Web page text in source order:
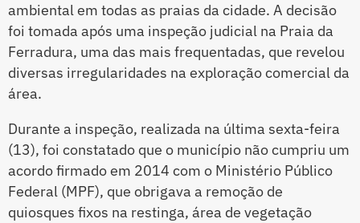
ambiental em todas as praias da cidade. A decisão
foi tomada após uma inspeção judicial na Praia da
Ferradura, uma das mais frequentadas, que revelou
diversas irregularidades na exploração comercial da
área.
Durante a inspeção, realizada na última sexta-feira
(13), foi constatado que o município não cumpriu um
acordo firmado em 2014 com o Ministério Público
Federal (MPF), que obrigava a remoção de
quiosques fixos na restinga, área de vegetação